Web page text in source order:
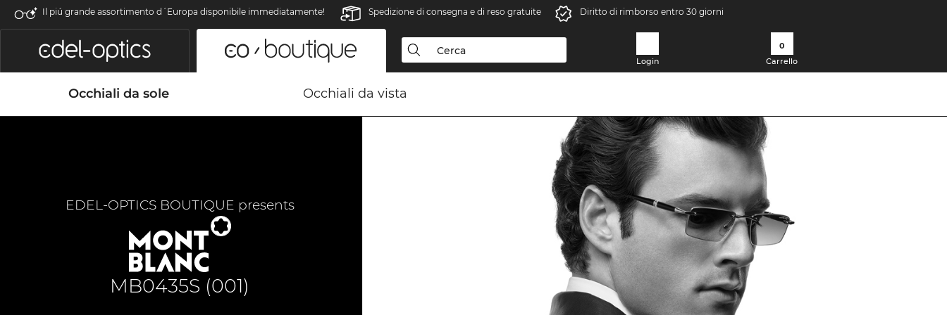
Il piú grande assortimento d´Europa disponibile immediatamente! Spedizione di consegna e di reso gratuite Diritto di rimborso entro 30 giorni
Login
0
Carrello
Occhiali da sole Occhiali da vista
MB0435S (001)
EDEL-OPTICS BOUTIQUE presents